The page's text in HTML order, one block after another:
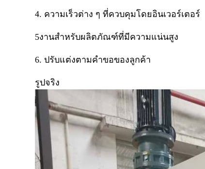
4. ความเร็วต่าง ๆ ที่ควบคุมโดยอินเวอร์เตอร์
5งานสําหรับผลิตภัณฑ์ที่มีความแน่นสูง
6. ปรับแต่งตามคําขอของลูกค้า
รูปจริง